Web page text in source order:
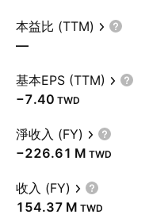
本益比 (TTM)
—
基本EPS (TTM)
−7.40 TWD
淨收入 (FY)
‪−226.61 M‬ TWD
收入 (FY)
‪154.37 M‬ TWD